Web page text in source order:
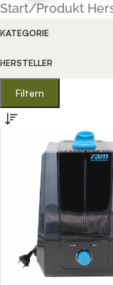
Start/Produkt
KATEGORIE
HERSTELLER
Filtern